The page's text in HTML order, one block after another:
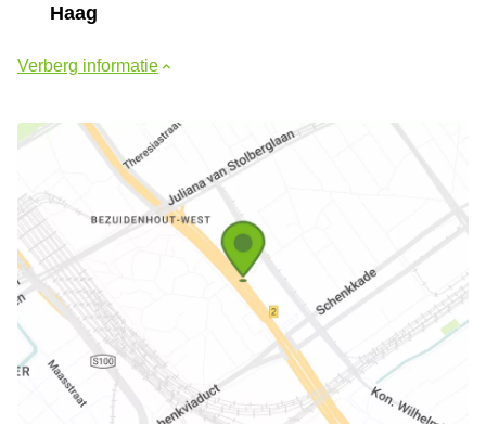
Haag
Verberg informatie